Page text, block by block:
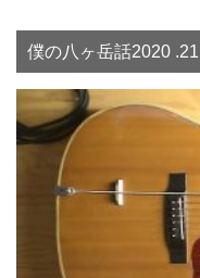
僕の八ヶ岳話2020 .21